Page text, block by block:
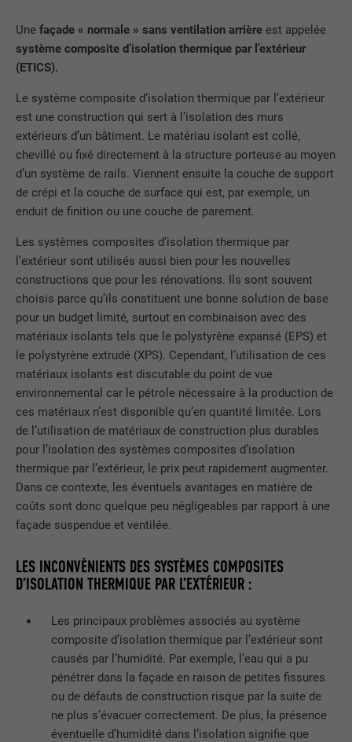
Unefaçade « normale » sans ventilation arrière est appelée
système composite d’isolation thermique par l’extérieur
(ETICS).
Le système composite d’isolation thermique par l’extérieur
est une construction qui sert à l’isolation des murs
extérieurs d’un bâtiment. Le matériau isolant est collé,
chevillé ou fixé directement à la structure porteuse au moyen
d’un système de rails. Viennent ensuite la couche de support
de crépi et la couche de surface qui est, par exemple, un
enduit de finition ou une couche de parement.
Les systèmes composites d’isolation thermique par
l’extérieur sont utilisés aussi bien pour les nouvelles
constructions que pour les rénovations. Ils sont souvent
choisis parce qu’ils constituent une bonne solution de base
pour un budget limité, surtout en combinaison avec des
matériaux isolants tels que le polystyrène expansé (EPS) et
le polystyrène extrudé (XPS). Cependant, l’utilisation de ces
matériaux isolants est discutable du point de vue
environnemental car le pétrole nécessaire à la production de
ces matériaux n’est disponible qu’en quantité limitée. Lors
de l’utilisation de matériaux de construction plus durables
pour l’isolation des systèmes composites d’isolation
thermique par l’extérieur, le prix peut rapidement augmenter.
Dans ce contexte, les éventuels avantages en matière de
coûts sont donc quelque peu négligeables par rapport à une
façade suspendue et ventilée.
LES INCONVÉNIENTS DES SYSTÈMES COMPOSITES
D’ISOLATION THERMIQUE PAR L’EXTÉRIEUR :
Les principaux problèmes associés au système
composite d’isolation thermique par l’extérieur sont
causés par l’humidité. Par exemple, l’eau qui a pu
pénétrer dans la façade en raison de petites fissures
ou de défauts de construction risque par la suite de
ne plus s’évacuer correctement. De plus, la présence
éventuelle d’humidité dans l’isolation signifie que
EXPIRATION 1 an
UTILITÉ
utilisateur sur le site Internet après
l'affichage d'une annonce du
fournisseur ou après que l'utilisateur a
cliqué sur une annonce du fournisseur,
avec pour objectif de mesurer l'efficacité
d'une publicité et d'afficher des
publicités plus ciblées pour l'utilisateur.
NOM _pin_unauth
FOURNISSEUR Pinterest
EXPIRATION 1 an
UTILITÉ
Est utilisé par Pinterest pour suivre
l'utilisation des services.
NOM __cfduid
FOURNISSEUR Adsymptotic.com
EXPIRATION 1 mois
UTILITÉ
différents derrière une même adresse IP
et appliquer des paramètres de sécurité
en fonction des clients.
NOM U
FOURNISSEUR Adsymptotic.com
EXPIRATION 3 mois